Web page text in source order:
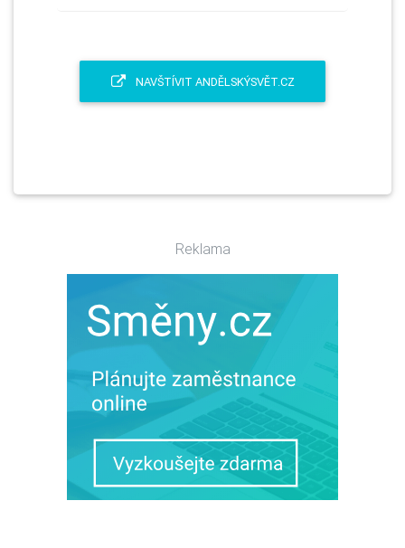
NAVŠTÍVIT ANDĚLSKÝSVĚT.CZ
Reklama